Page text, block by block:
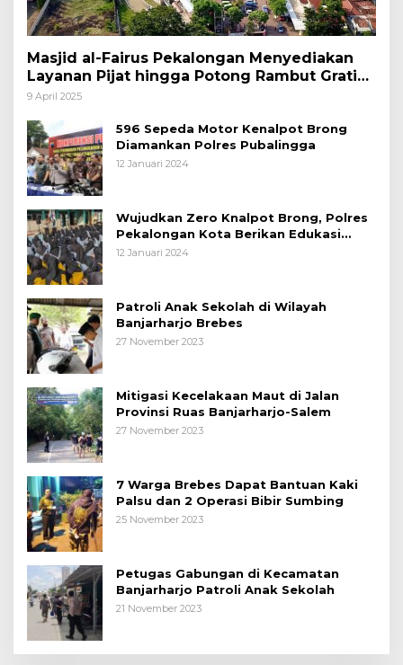
Masjid al-Fairus Pekalongan Menyediakan
Layanan Pijat hingga Potong Rambut Gratis
bagi Pemudik Lebaran 2025
9 April 2025
596 Sepeda Motor Kenalpot Brong
Diamankan Polres Pubalingga
12 Januari 2024
Wujudkan Zero Knalpot Brong, Polres
Pekalongan Kota Berikan Edukasi
Kepada Pelajar
12 Januari 2024
Patroli Anak Sekolah di Wilayah
Banjarharjo Brebes
27 November 2023
Mitigasi Kecelakaan Maut di Jalan
Provinsi Ruas Banjarharjo-Salem
27 November 2023
7 Warga Brebes Dapat Bantuan Kaki
Palsu dan 2 Operasi Bibir Sumbing
25 November 2023
Petugas Gabungan di Kecamatan
Banjarharjo Patroli Anak Sekolah
21 November 2023